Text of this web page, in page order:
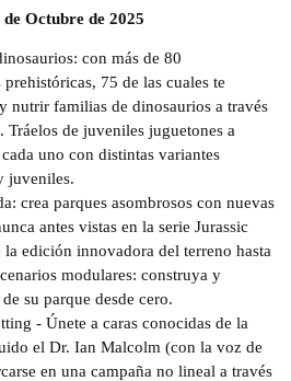
Octubre de 2025
con más de 80
75 de las cuales te
nutrir familias de dinosaurios a través
Tráelos de juveniles juguetones a
uno con distintas variantes
juveniles.
crea parques asombrosos con nuevas
antes vistas en la serie Jurassic
edición innovadora del terreno hasta
modulares: construya y
su parque desde cero.
- Únete a caras conocidas de la
el Dr. Ian Malcolm (con la voz de
en una campaña no lineal a través